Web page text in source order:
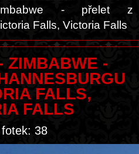
- přelet z
Falls, Victoria Falls
ZIMBABWE -
FALLS,
FALLS
38